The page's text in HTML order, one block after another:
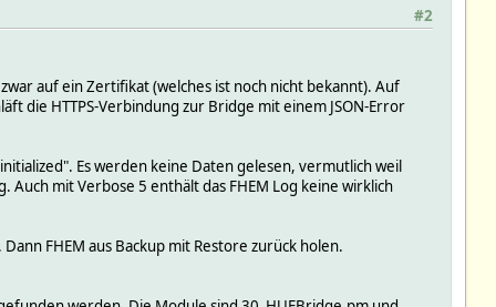
#2
auf ein Zertifikat (welches ist noch nicht bekannt). Auf
die HTTPS-Verbindung zur Bridge mit einem JSON-Error
Es werden keine Daten gelesen, vermutlich weil
mit Verbose 5 enthält das FHEM Log keine wirklich
FHEM aus Backup mit Restore zurück holen.